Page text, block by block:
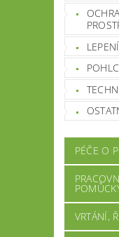
LEPENÍ
PÉČE O
VRTÁNÍ,